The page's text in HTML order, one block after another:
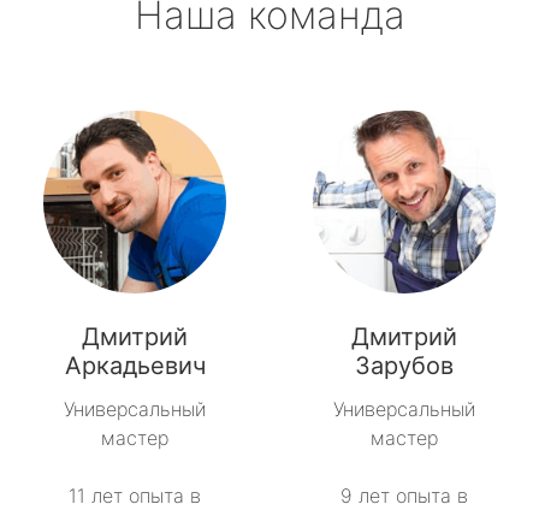
Наша команда
Дмитрий
Аркадьевич
Универсальный
мастер
11 лет опыта в
Дмитрий
Зарубов
Универсальный
мастер
9 лет опыта в